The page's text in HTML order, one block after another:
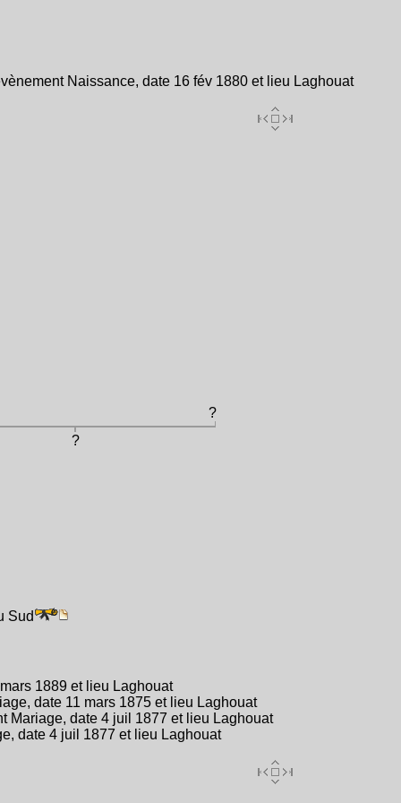
Naissance, date 16 fév 1880 et lieu Laghouat
?
?
Sud
1889 et lieu Laghouat
date 11 mars 1875 et lieu Laghouat
Mariage, date 4 juil 1877 et lieu Laghouat
date 4 juil 1877 et lieu Laghouat